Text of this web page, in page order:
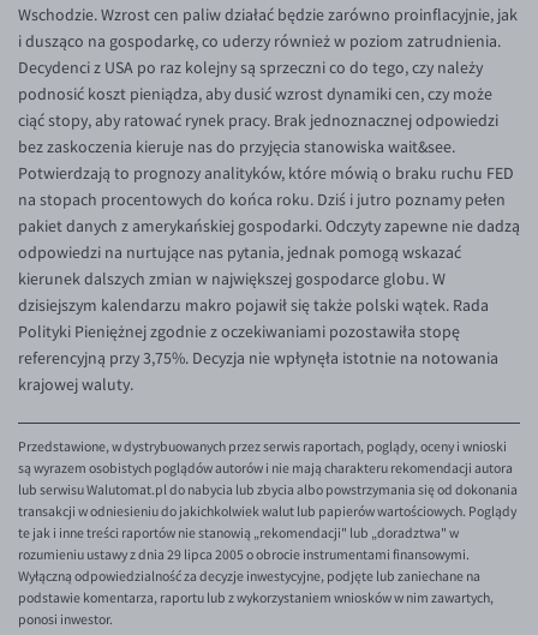
Wschodzie. Wzrost cen paliw działać będzie zarówno proinflacyjnie, jak
i dusząco na gospodarkę, co uderzy również w poziom zatrudnienia.
Decydenci z USA po raz kolejny są sprzeczni co do tego, czy należy
podnosić koszt pieniądza, aby dusić wzrost dynamiki cen, czy może
ciąć stopy, aby ratować rynek pracy. Brak jednoznacznej odpowiedzi
bez zaskoczenia kieruje nas do przyjęcia stanowiska wait&see.
Potwierdzają to prognozy analityków, które mówią o braku ruchu FED
na stopach procentowych do końca roku. Dziś i jutro poznamy pełen
pakiet danych z amerykańskiej gospodarki. Odczyty zapewne nie dadzą
odpowiedzi na nurtujące nas pytania, jednak pomogą wskazać
kierunek dalszych zmian w największej gospodarce globu. W
dzisiejszym kalendarzu makro pojawił się także polski wątek. Rada
Polityki Pieniężnej zgodnie z oczekiwaniami pozostawiła stopę
referencyjną przy 3,75%. Decyzja nie wpłynęła istotnie na notowania
krajowej waluty.
Przedstawione, w dystrybuowanych przez serwis raportach, poglądy, oceny i wnioski
są wyrazem osobistych poglądów autorów i nie mają charakteru rekomendacji autora
lub serwisu Walutomat.pl do nabycia lub zbycia albo powstrzymania się od dokonania
transakcji w odniesieniu do jakichkolwiek walut lub papierów wartościowych. Poglądy
te jak i inne treści raportów nie stanowią „rekomendacji" lub „doradztwa" w
rozumieniu ustawy z dnia 29 lipca 2005 o obrocie instrumentami finansowymi.
Wyłączną odpowiedzialność za decyzje inwestycyjne, podjęte lub zaniechane na
podstawie komentarza, raportu lub z wykorzystaniem wniosków w nim zawartych,
ponosi inwestor.